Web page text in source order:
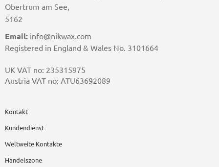
Obertrum am See,
5162
Email: info@nikwax.com
Registered in England & Wales No. 3101664
UK VAT no: 235315975
Austria VAT no: ATU63692089
Kontakt
Kundendienst
Weltweite Kontakte
Handelszone